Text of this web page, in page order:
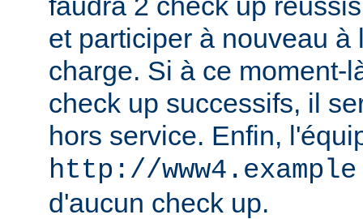
et participer à nouveau à
charge. Si à ce moment-
check up successifs, il
hors service. Enfin,
http://
d'aucun check up.